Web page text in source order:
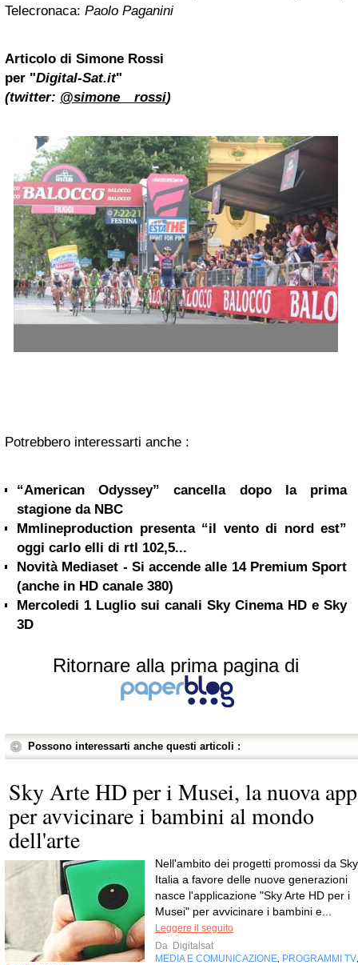
Telecronaca: Paolo Paganini
Articolo di Simone Rossi
per "Digital-Sat.it"
(twitter: @simone__rossi)
Potrebbero interessarti anche :
“American Odyssey” cancella dopo la prima
stagione da NBC
Mmlineproduction presenta “il vento di nord est”
oggi carlo elli di rtl 102,5...
Novità Mediaset - Si accende alle 14 Premium Sport
(anche in HD canale 380)
Mercoledi 1 Luglio sui canali Sky Cinema HD e Sky
3D
Ritornare alla prima pagina di
Possono interessarti anche questi articoli :
Sky Arte HD per i Musei, la nuova app
per avvicinare i bambini al mondo
dell'arte
Nell'ambito dei progetti promossi da Sky
Italia a favore delle nuove generazioni
nasce l'applicazione "Sky Arte HD per i
Musei" per avvicinare i bambini e...
Leggere il seguito
Da Digitalsat
MEDIA E COMUNICAZIONE, PROGRAMMI TV,